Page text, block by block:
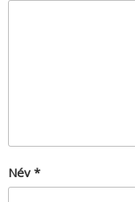
Név *